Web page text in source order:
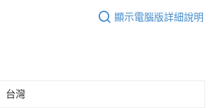
顯示電腦版詳細說明
台灣